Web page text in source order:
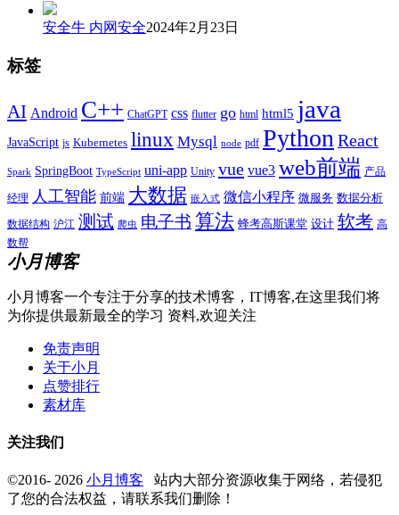
安全牛 内网安全2024年2月23日
标签
AI Android C++ ChatGPT css flutter go html html5 java
JavaScript js Kubernetes linux Mysql node pdf Python React
Spark SpringBoot TypeScript uni-app Unity vue vue3 web前端 产品
经理 人工智能 前端 大数据 嵌入式 微信小程序 微服务 数据分析
数据结构 沪江 测试 爬虫 电子书 算法 蜂考高斯课堂 设计 软考 高
数帮
小月博客
小月博客一个专注于分享的技术博客，IT博客,在这里我们将
为你提供最新最全的学习 资料,欢迎关注
免责声明
关于小月
点赞排行
素材库
关注我们
©2016- 2026 小月博客 站内大部分资源收集于网络，若侵犯
了您的合法权益，请联系我们删除！